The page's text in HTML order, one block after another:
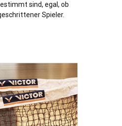
sind, egal, ob
Spieler.